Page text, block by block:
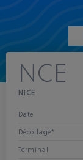
NCE
NICE
Date
Décollage*
Terminal